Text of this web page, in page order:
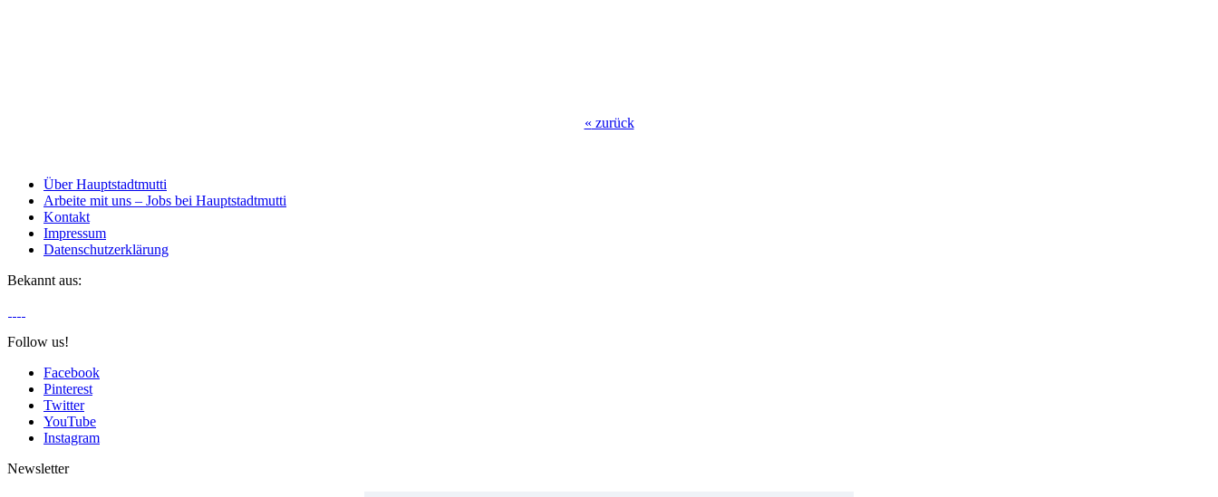
« zurück
Über Hauptstadtmutti
Arbeite mit uns – Jobs bei Hauptstadtmutti
Kontakt
Impressum
Datenschutzerklärung
Bekannt aus:
Follow us!
Facebook
Pinterest
Twitter
YouTube
Instagram
Newsletter